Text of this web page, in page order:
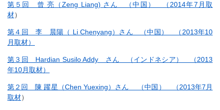
第５回 曾 亮（Zeng Liang) さん （中国） （2014年7月取
材）
第４回 李 晨陽（ Li Chenyang）さん （中国） （2013年10
月取材）
第３回 Hardian Susilo Addy さん （インドネシア） （2013
年10月取材）
第２回 陳 躍星（Chen Yuexing）さん （中国） （2013年7月
取材）